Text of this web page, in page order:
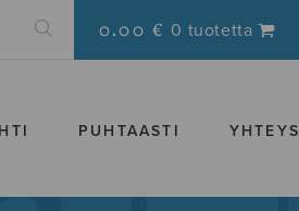
0.00 € 0 tuotetta
PUHTAASTI YHTEYS